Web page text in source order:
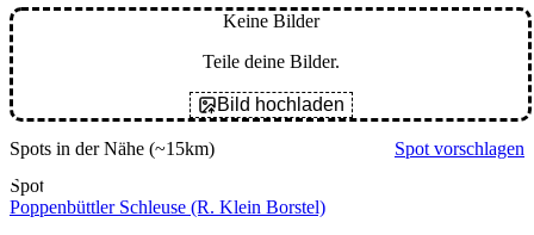
Keine Bilder
Teile deine Bilder.
Bild hochladen
Spots in der Nähe (~15km)
Spot vorschlagen
Spot
Poppenbüttler Schleuse (R. Klein Borstel)